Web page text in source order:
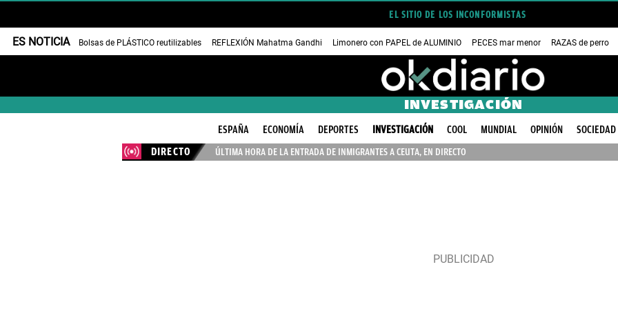
EL SITIO DE LOS INCONFORMISTAS
ES NOTICIA Bolsas de PLÁSTICO reutilizables REFLEXIÓN Mahatma Gandhi Limonero con PAPEL de ALUMINIO PECES mar menor RAZAS de perro
INVESTIGACIÓN
ESPAÑA ECONOMÍA DEPORTES INVESTIGACIÓN COOL MUNDIAL OPINIÓN SOCIEDAD
DIRECTO
ÚLTIMA HORA DE LA ENTRADA DE INMIGRANTES A CEUTA, EN DIRECTO